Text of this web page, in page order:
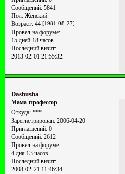
Сообщений:5841
Пол:Женский
Возраст:44 [1981-08-27]
Провел на форуме:
15 дней 18 часов
Последний визит:
2013-02-01 21:55:32
Dashusha
Мама-профессор
Откуда:***
Зарегистрирован: 2006-04-20
Приглашений:0
Сообщений:2612
Провел на форуме:
4 дня 13 часов
Последний визит:
2008-02-21 11:46:34